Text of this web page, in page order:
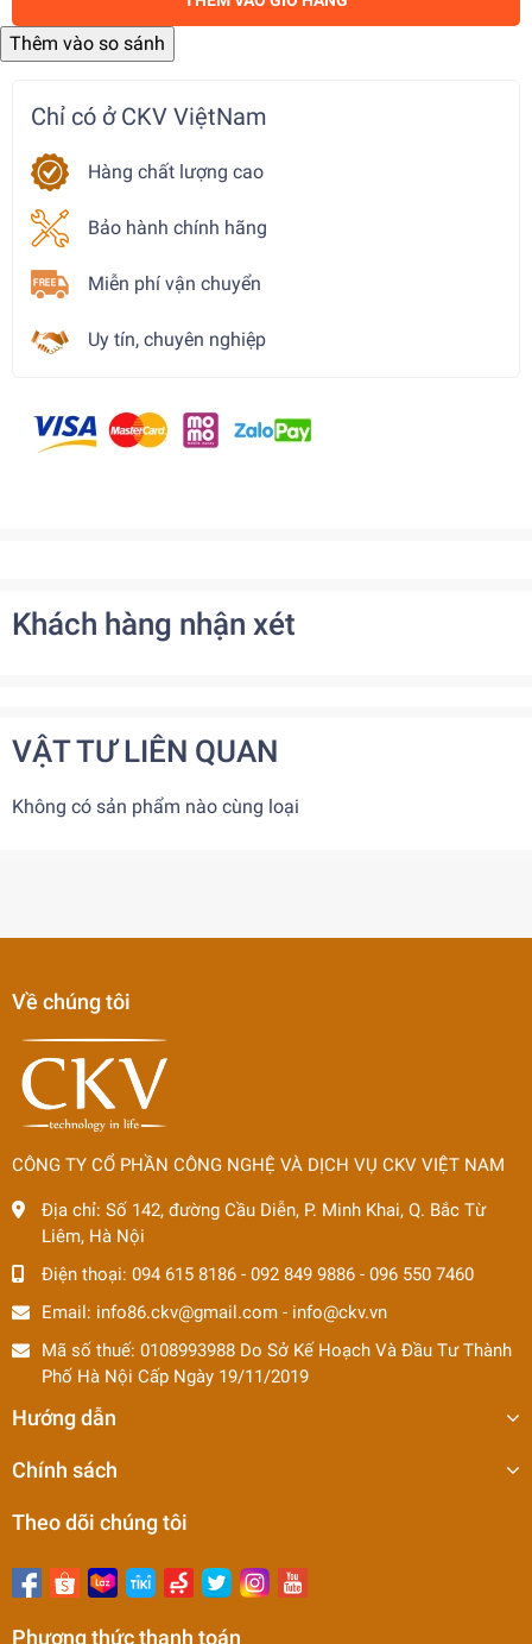
Chỉ có ở CKV ViệtNam
Hàng chất lượng cao
Bảo hành chính hãng
Miễn phí vận chuyển
Uy tín, chuyên nghiệp
Khách hàng nhận xét
VẬT TƯ LIÊN QUAN
Không có sản phẩm nào cùng loại
Về chúng tôi
CÔNG TY CỔ PHẦN CÔNG NGHỆ VÀ DỊCH VỤ CKV VIỆT NAM
Địa chỉ: Số 142, đường Cầu Diễn, P. Minh Khai, Q. Bắc Từ
Liêm, Hà Nội
Điện thoại: 094 615 8186 - 092 849 9886 - 096 550 7460
Email: info86.ckv@gmail.com - info@ckv.vn
Mã số thuế: 0108993988 Do Sở Kế Hoạch Và Đầu Tư Thành
Phố Hà Nội Cấp Ngày 19/11/2019
Hướng dẫn
Chính sách
Theo dõi chúng tôi
Phương thức thanh toán